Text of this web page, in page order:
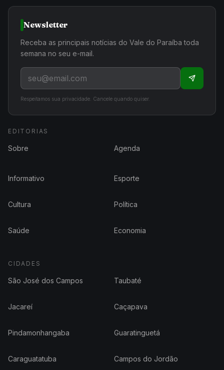
Newsletter
Receba as principais notícias do Vale do Paraíba toda
semana no seu e-mail.
Respeitamos sua privacidade. Cancele quando quiser.
EDITORIAS
Sobre Agenda
Informativo Esporte
Cultura Política
Saúde Economia
CIDADES
São José dos Campos Taubaté
Jacareí Caçapava
Pindamonhangaba Guaratinguetá
Caraguatatuba Campos do Jordão